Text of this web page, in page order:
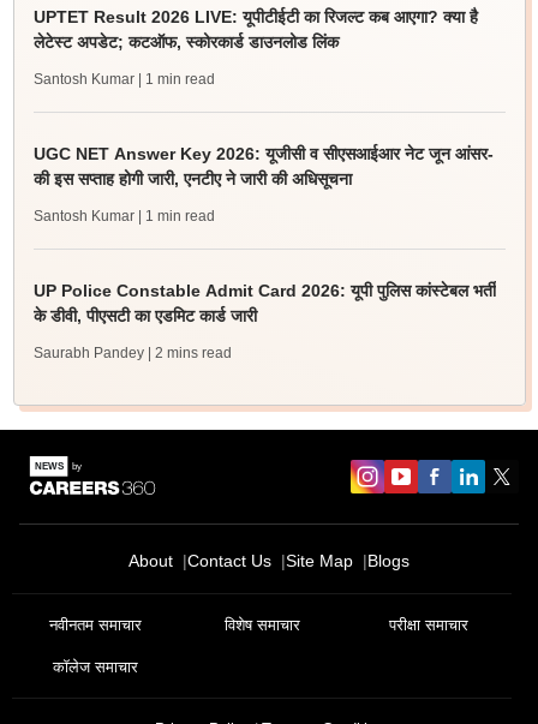
UPTET Result 2026 LIVE: यूपीटीईटी का रिजल्ट कब आएगा? क्या है
लेटेस्ट अपडेट; कटऑफ, स्कोरकार्ड डाउनलोड लिंक
Santosh Kumar | 1 min read
UGC NET Answer Key 2026: यूजीसी व सीएसआईआर नेट जून आंसर-
की इस सप्ताह होगी जारी, एनटीए ने जारी की अधिसूचना
Santosh Kumar | 1 min read
UP Police Constable Admit Card 2026: यूपी पुलिस कांस्टेबल भर्ती
के डीवी, पीएसटी का एडमिट कार्ड जारी
Saurabh Pandey | 2 mins read
About Contact Us Site Map Blogs
नवीनतम समाचार विशेष समाचार परीक्षा समाचार
कॉलेज समाचार